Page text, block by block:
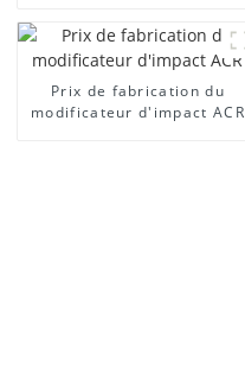
Prix ​​de fabrication du
modificateur d'impact ACR